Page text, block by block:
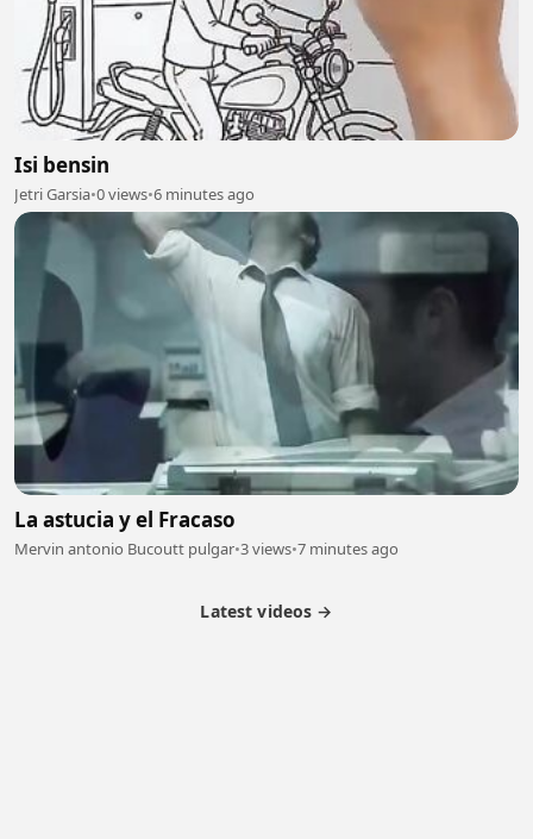
Isi bensin
Jetri Garsia•0 views•6 minutes ago
La astucia y el Fracaso
Mervin antonio Bucoutt pulgar•3 views•7 minutes ago
Latest videos →